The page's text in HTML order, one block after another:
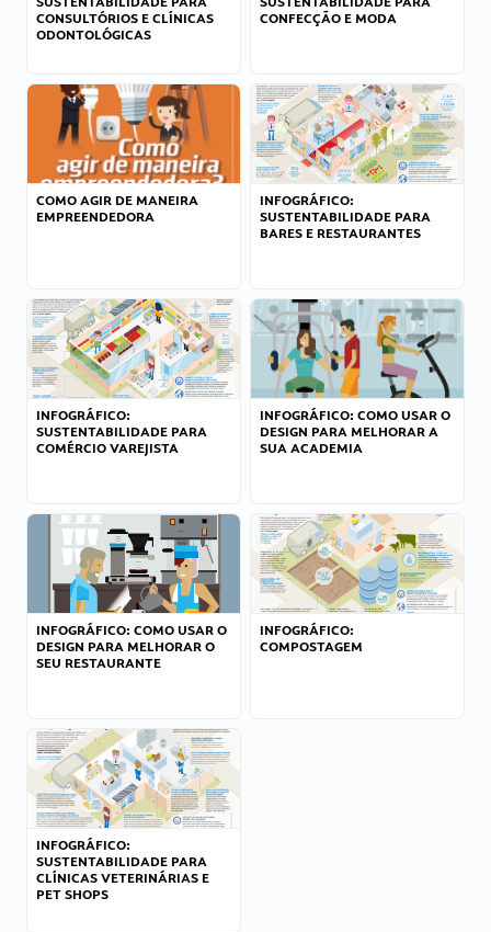
CONSULTÓRIOS E CLÍNICAS
ODONTOLÓGICAS
CONFECÇÃO E MODA
COMO AGIR DE MANEIRA
EMPREENDEDORA
INFOGRÁFICO:
SUSTENTABILIDADE PARA
BARES E RESTAURANTES
INFOGRÁFICO:
SUSTENTABILIDADE PARA
COMÉRCIO VAREJISTA
INFOGRÁFICO: COMO USAR O
DESIGN PARA MELHORAR A
SUA ACADEMIA
INFOGRÁFICO: COMO USAR O
DESIGN PARA MELHORAR O
SEU RESTAURANTE
INFOGRÁFICO:
COMPOSTAGEM
INFOGRÁFICO:
SUSTENTABILIDADE PARA
CLÍNICAS VETERINÁRIAS E
PET SHOPS